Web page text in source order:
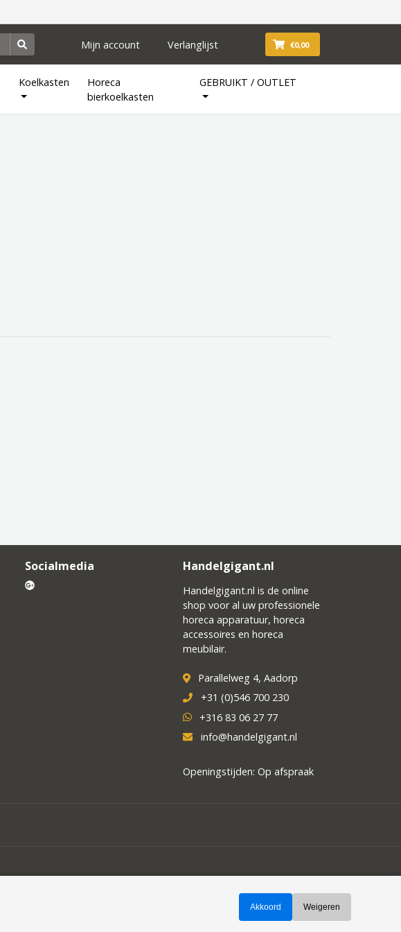
Akkoord Weigeren
Mijn account Verlanglijst €0,00
Koelkasten
Horeca
bierkoelkasten
GEBRUIKT / OUTLET
Socialmedia Handelgigant.nl
Handelgigant.nl is de online
shop voor al uw professionele
horeca apparatuur, horeca
accessoires en horeca
meubilair.
Parallelweg 4, Aadorp
+31 (0)546 700 230
+316 83 06 27 77
info@handelgigant.nl
Openingstijden: Op afspraak